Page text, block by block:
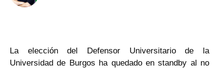
La elección del Defensor Universitario de la
Universidad de Burgos ha quedado en standby al no